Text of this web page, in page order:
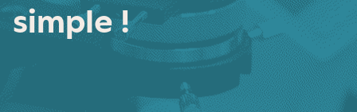
simple !